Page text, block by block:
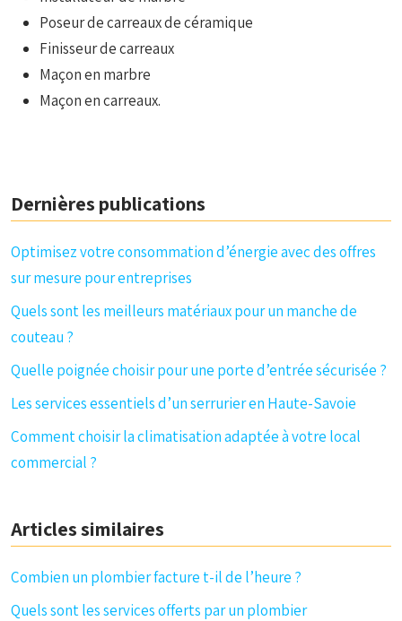
Poseur de carreaux de céramique
Finisseur de carreaux
Maçon en marbre
Maçon en carreaux.
Dernières publications
Optimisez votre consommation d’énergie avec des offres
sur mesure pour entreprises
Quels sont les meilleurs matériaux pour un manche de
couteau ?
Quelle poignée choisir pour une porte d’entrée sécurisée ?
Les services essentiels d’un serrurier en Haute-Savoie
Comment choisir la climatisation adaptée à votre local
commercial ?
Articles similaires
Combien un plombier facture t-il de l’heure ?
Quels sont les services offerts par un plombier